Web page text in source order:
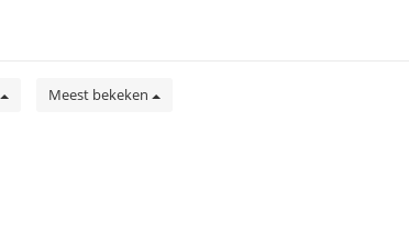
Meest bekeken